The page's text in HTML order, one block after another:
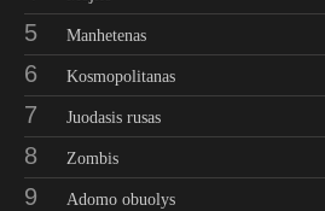
5 Manhetenas
6 Kosmopolitanas
7 Juodasis rusas
8 Zombis
9 Adomo obuolys